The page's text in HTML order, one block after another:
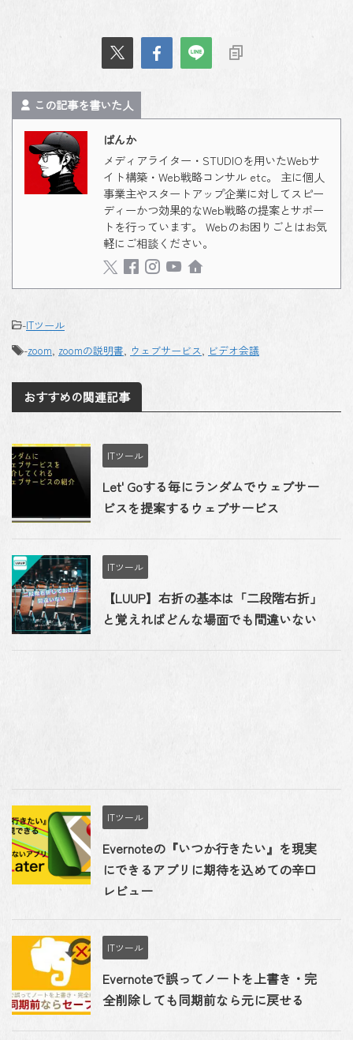
この記事を書いた人
ばんか
メディアライター・STUDIOを用いたWebサ
イト構築・Web戦略コンサル etc。 主に個人
事業主やスタートアップ企業に対してスピー
ディーかつ効果的なWeb戦略の提案とサポー
トを行っています。 Webのお困りごとはお気
軽にご相談ください。
-ITツール
-zoom, zoomの説明書, ウェブサービス, ビデオ会議
おすすめの関連記事
ITツール
Let' Goする毎にランダムでウェブサー
ビスを提案するウェブサービス
ITツール
【LUUP】右折の基本は「二段階右折」
と覚えればどんな場面でも間違いない
ITツール
Evernoteの『いつか行きたい』を現実
にできるアプリに期待を込めての辛口
レビュー
ITツール
Evernoteで誤ってノートを上書き・完
全削除しても同期前なら元に戻せる